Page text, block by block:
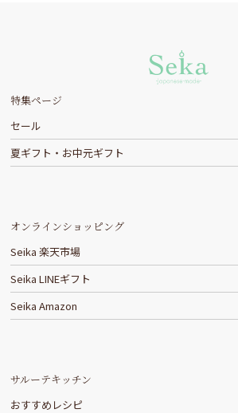
特集ページ
セール
夏ギフト・お中元ギフト
オンラインショッピング
Seika 楽天市場
Seika LINEギフト
Seika Amazon
サルーテキッチン
おすすめレシピ